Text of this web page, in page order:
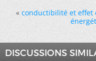
« conductibilité et effet
DISCUSSIONS